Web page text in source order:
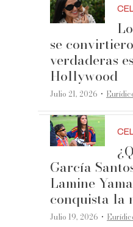
se
verdaderas
Hollywood
Julio 21, 2026 ·
García
Lamine
conquista la
Julio 19, 2026 ·